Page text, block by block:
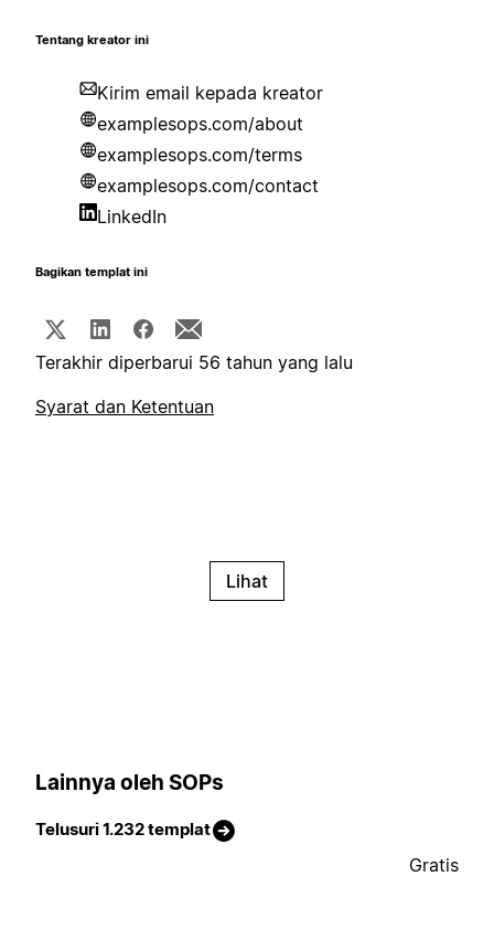
Tentang kreator ini
Kirim email kepada kreator
examplesops.com/about
examplesops.com/terms
examplesops.com/contact
LinkedIn
Bagikan templat ini
Terakhir diperbarui 56 tahun yang lalu
Syarat dan Ketentuan
Lihat
Lainnya oleh SOPs
Telusuri 1.232 templat
Gratis